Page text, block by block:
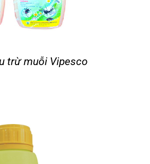
trừ muỗi Vipesco